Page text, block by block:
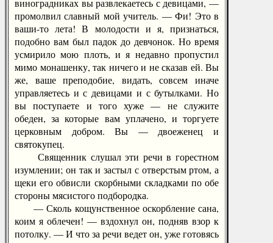
виноградниках вы развлекаетесь с девицами, —
промолвил славный мой учитель. — Фи! Это в
ваши-то лета! В молодости и я, признаться,
подобно вам был падок до девчонок. Но время
усмирило мою плоть, и я недавно пропустил
мимо монашенку, так ничего и не сказав ей. Вы
же, ваше преподобие, видать, совсем иначе
управляетесь и с девицами и с бутылками. Но
вы поступаете и того хуже — не служите
обеден, за которые вам уплачено, и торгуете
церковным добром. Вы — двоеженец и
святокупец.
Священник слушал эти речи в горестном
изумлении; он так и застыл с отверстым ртом, а
щеки его обвисли скорбными складками по обе
стороны мясистого подбородка.
— Сколь кощунственное оскорбление сана,
коим я облечен! — вздохнул он, подняв взор к
потолку. — И что за речи ведет он, уже готовясь